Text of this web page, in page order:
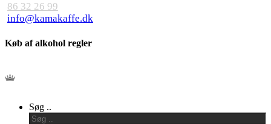
86 32 26 99
info@kamakaffe.dk
Køb af alkohol regler
Menu
Søg ..